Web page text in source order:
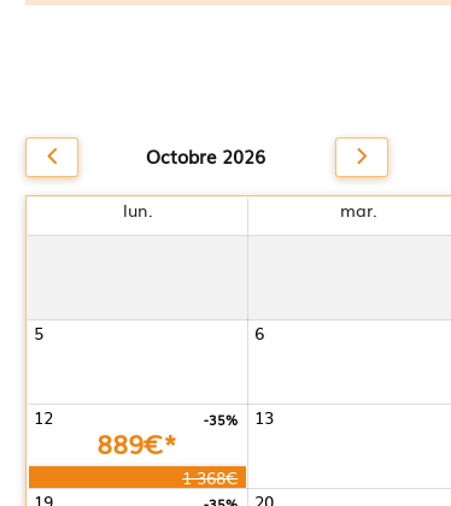
Octobre 2026
lun. mar.
5 6
12
13
-35%
889€*
1 368€
19
20